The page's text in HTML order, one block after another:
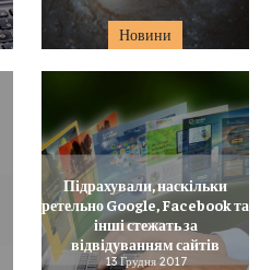
Новини
Підрахували, наскільки
ретельно Google, Facebook та
інші стежать за
відвідуванням сайтів
13 Грудня 2017